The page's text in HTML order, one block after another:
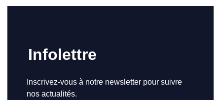
Infolettre
Inscrivez-vous à notre newsletter pour suivre
nos actualités.